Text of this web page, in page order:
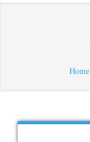
Home